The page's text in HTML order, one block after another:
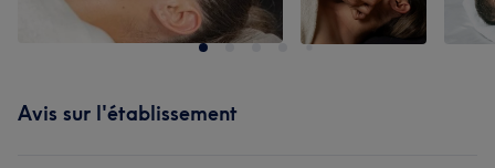
Avis sur l'établissement